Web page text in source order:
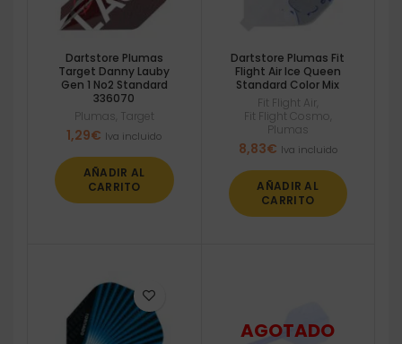
Dartstore Plumas
Target Danny Lauby
Gen 1 No2 Standard
336070
Plumas Target
1,29€ Iva incluido
AÑADIR AL
CARRITO
Dartstore Plumas Fit
Flight Air Ice Queen
Standard Color Mix
Fit Flight Air
Fit Flight Cosmo
Plumas
8,83€ Iva incluido
AÑADIR AL
CARRITO